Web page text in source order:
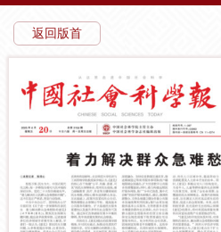
返回版首